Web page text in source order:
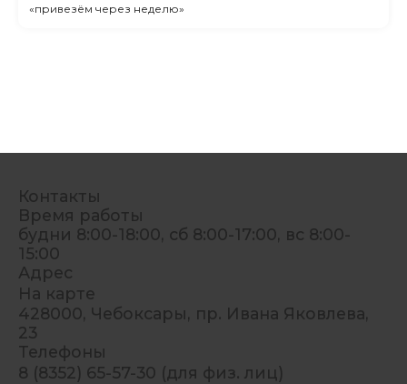
«привезём через неделю»
Контакты
Время работы
будни 8:00-18:00, сб 8:00-17:00, вс 8:00-
15:00
Адрес
На карте
428000, Чебоксары, пр. Ивана Яковлева,
23
Телефоны
8 (8352) 65-57-30 (для физ. лиц)